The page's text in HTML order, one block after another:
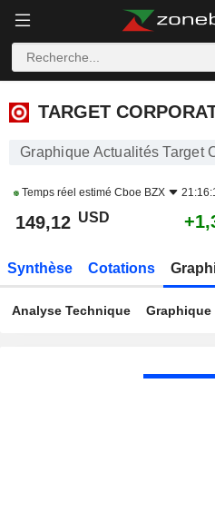
TARGET CORPORATION
TARGET
Graphique Actualités Target
Temps réel estimé Cboe BZX
149,12 USD
Synthèse Cotations
Analyse Technique Graphique